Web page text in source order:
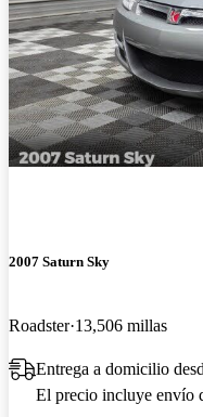
2007 Saturn Sky
Roadster 13,506 millas
Entrega a domicilio
El precio incluye envío